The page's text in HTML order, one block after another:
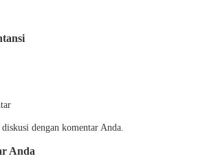
dengan komentar Anda.
Anda